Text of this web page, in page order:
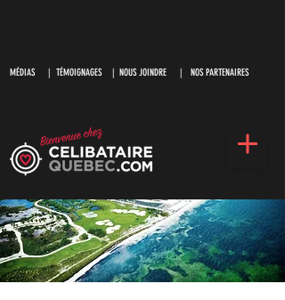
MÉDIAS| TÉMOIGNAGES | NOUS JOINDRE | NOS PARTENAIRES